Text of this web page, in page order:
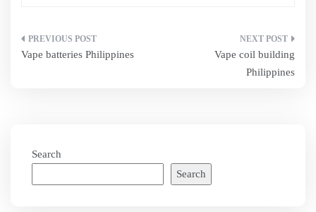
Post
Vape batteries Philippines
Vape coil building
Philippines
Search
Search